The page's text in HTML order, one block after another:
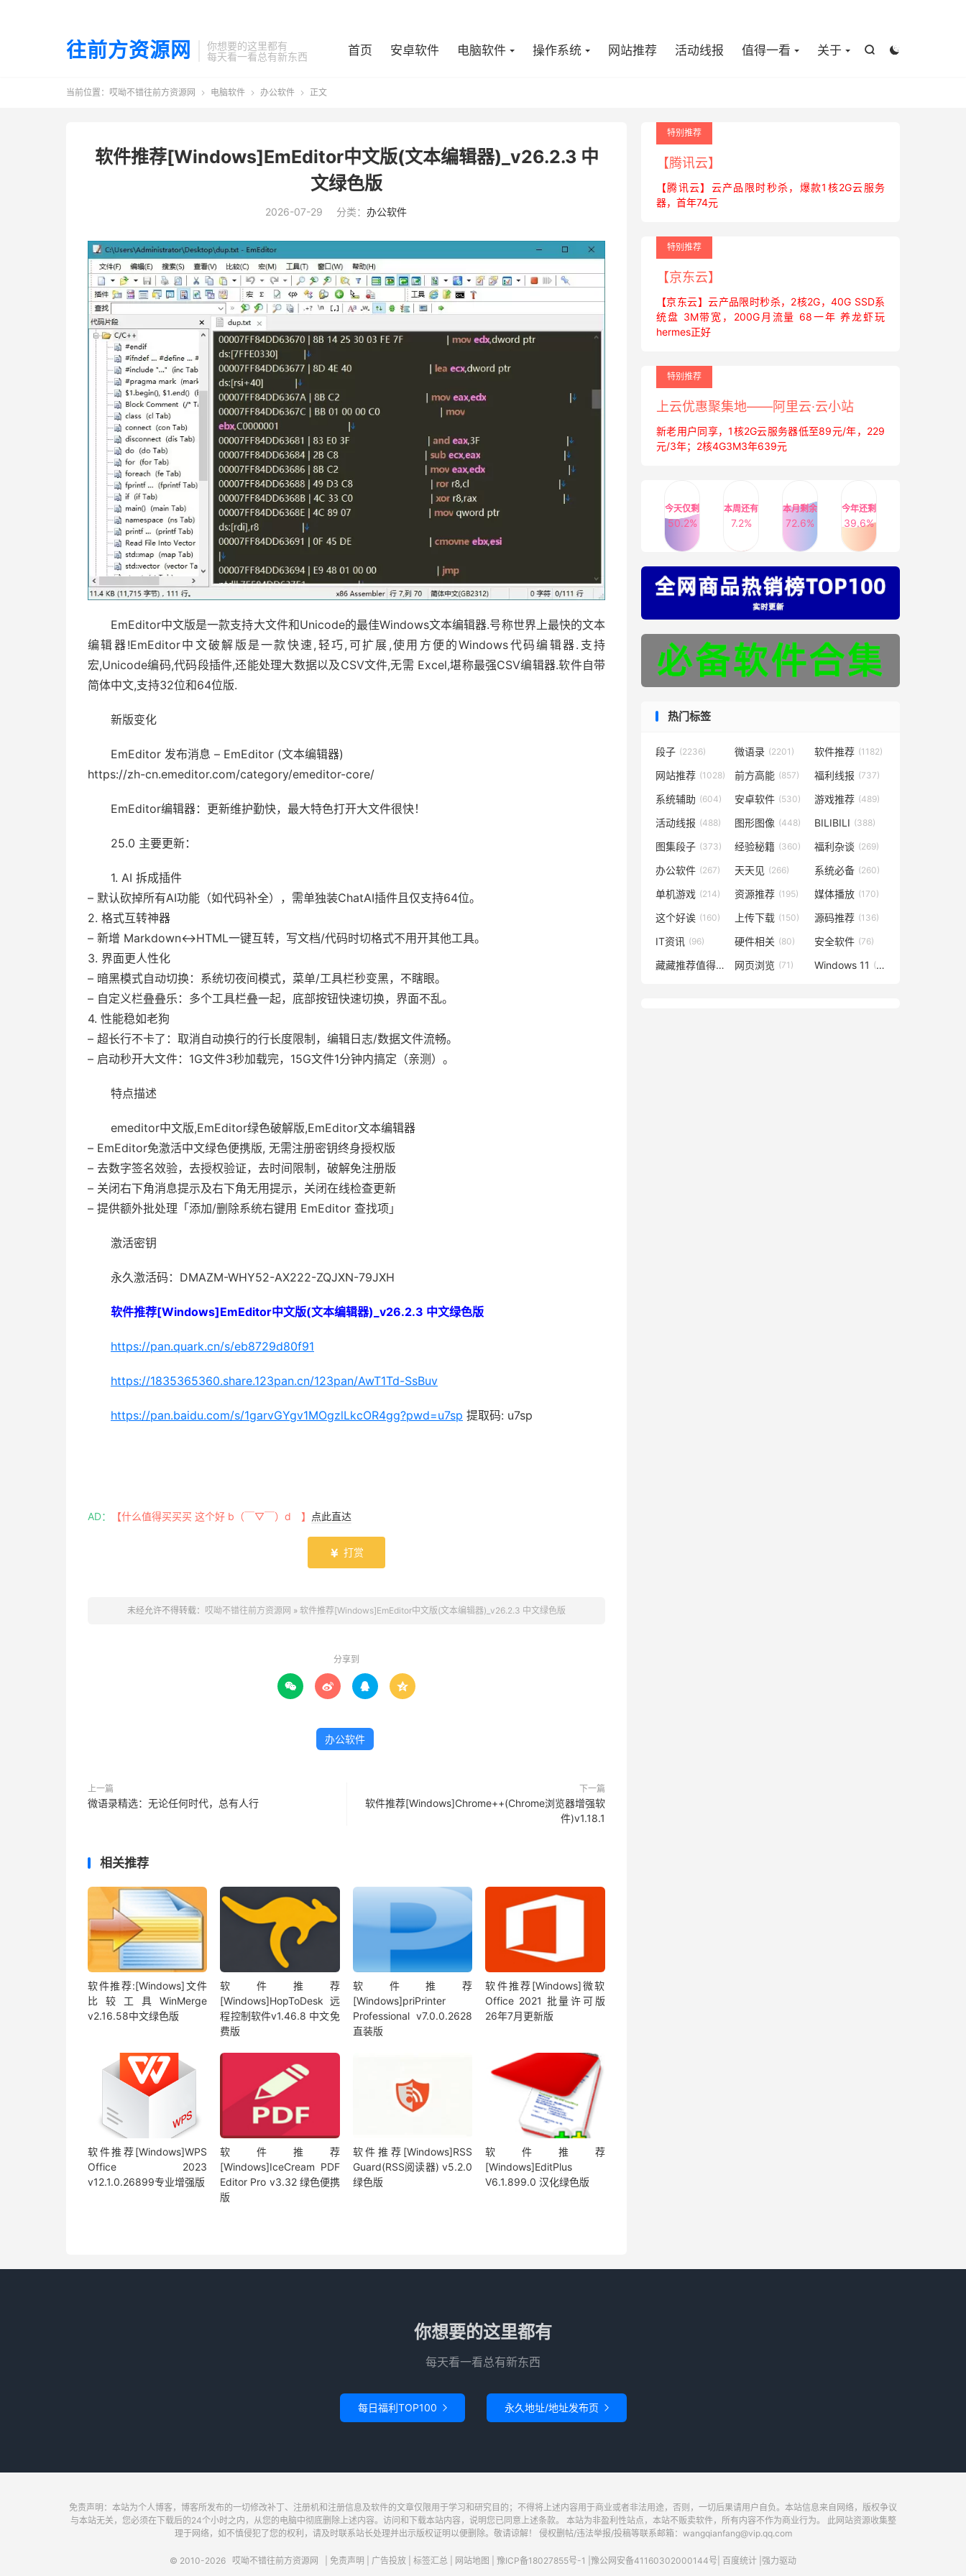
往前方资源网
你想要的这里都有
每天看一看总有新东西


首页 安卓软件 电脑软件 操作系统 网站推荐 活动线报 值得一看 关于
当前位置： 哎呦不错往前方资源网  电脑软件  办公软件  正文
软件推荐[Windows]EmEditor中文版(文本编辑器)_v26.2.3 中
文绿色版
2026-07-29 分类： 办公软件
EmEditor中文版是一款支持大文件和Unicode的最佳Windows文本编辑器.号称世界上最快的文本
编辑器!EmEditor中文破解版是一款快速,轻巧,可扩展,使用方便的Windows代码编辑器.支持
宏,Unicode编码,代码段插件,还能处理大数据以及CSV文件,无需 Excel,堪称最强CSV编辑器.软件自带
简体中文,支持32位和64位版.
新版变化
EmEditor 发布消息 – EmEditor (文本编辑器)
https://zh-cn.emeditor.com/category/emeditor-core/
EmEditor编辑器：更新维护勤快，最大特色打开大文件很快！
25.0 主要更新：
1. AI 拆成插件
– 默认砍掉所有AI功能（如代码补全），需单独装ChatAI插件且仅支持64位。
2. 格式互转神器
– 新增 Markdown↔HTML一键互转，写文档/代码时切格式不用开其他工具。
3. 界面更人性化
– 暗黑模式自动切换：系统切夜间模式，菜单/工具栏秒变黑，不瞎眼。
– 自定义栏叠叠乐：多个工具栏叠一起，底部按钮快速切换，界面不乱。
4. 性能稳如老狗
– 超长行不卡了：取消自动换行的行长度限制，编辑日志/数据文件流畅。
– 启动秒开大文件：1G文件3秒加载完，15G文件1分钟内搞定（亲测）。
特点描述
emeditor中文版,EmEditor绿色破解版,EmEditor文本编辑器
– EmEditor免激活中文绿色便携版, 无需注册密钥终身授权版
– 去数字签名效验，去授权验证，去时间限制，破解免注册版
– 关闭右下角消息提示及右下角无用提示，关闭在线检查更新
– 提供额外批处理「添加/删除系统右键用 EmEditor 查找项」
激活密钥
永久激活码：DMAZM-WHY52-AX222-ZQJXN-79JXH
软件推荐[Windows]EmEditor中文版(文本编辑器)_v26.2.3 中文绿色版
https://pan.quark.cn/s/eb8729d80f91
https://1835365360.share.123pan.cn/123pan/AwT1Td-SsBuv
https://pan.baidu.com/s/1garvGYgv1MOgzlLkcOR4gg?pwd=u7sp 提取码: u7sp
AD： 【什么值得买买买 这个好 b（￣▽￣）d 】 点此直达
 打赏
未经允许不得转载： 哎呦不错往前方资源网 » 软件推荐[Windows]EmEditor中文版(文本编辑器)_v26.2.3 中文绿色版
分享到
   
办公软件
上一篇
微语录精选：无论任何时代，总有人行
下一篇
软件推荐[Windows]Chrome++(Chrome浏览器增强软
件)v1.18.1
相关推荐
软件推荐:[Windows]文件
比较工具WinMerge
v2.16.58中文绿色版
软件推荐
[Windows]HopToDesk远
程控制软件v1.46.8 中文免
费版
软件推荐
[Windows]priPrinter
Professional v7.0.0.2628
直装版
软件推荐[Windows]微软
Office 2021 批量许可版
26年7月更新版
软件推荐[Windows]WPS
Office 2023
v12.1.0.26899专业增强版
软件推荐
[Windows]IceCream PDF
Editor Pro v3.32 绿色便携
版
软件推荐[Windows]RSS
Guard(RSS阅读器) v5.2.0
绿色版
软件推荐
[Windows]EditPlus
V6.1.899.0 汉化绿色版
特别推荐
【腾讯云】
【腾讯云】云产品限时秒杀，爆款1核2G云服务
器，首年74元
特别推荐
【京东云】
【京东云】云产品限时秒杀，2核2G，40G SSD系
统盘 3M带宽，200G月流量 68一年 养龙虾玩
hermes正好
特别推荐
上云优惠聚集地——阿里云·云小站
新老用户同享，1核2G云服务器低至89元/年，229
元/3年；2核4G3M3年639元
今天仅剩
50.2%
本周还有
7.2%
本月剩余
72.6%
今年还剩
39.6%
热门标签
段子 (2236) 微语录 (2201) 软件推荐 (1182)
网站推荐 (1028) 前方高能 (857) 福利线报 (737)
系统辅助 (604) 安卓软件 (530) 游戏推荐 (489)
活动线报 (488) 图形图像 (448) BILIBILI (388)
图集段子 (373) 经验秘籍 (360) 福利杂谈 (269)
办公软件 (267) 天天见 (266) 系统必备 (260)
单机游戏 (214) 资源推荐 (195) 媒体播放 (170)
这个好诶 (160) 上传下载 (150) 源码推荐 (136)
IT资讯 (96) 硬件相关 (80) 安全软件 (76)
藏藏推荐值得一看 (73)
网页浏览 (71) Windows 11 (49)
你想要的这里都有
每天看一看总有新东西
每日福利TOP100  永久地址/地址发布页 
免责声明：本站为个人博客，博客所发布的一切修改补丁、注册机和注册信息及软件的文章仅限用于学习和研究目的；不得将上述内容用于商业或者非法用途，否则，一切后果请用户自负。本站信息来自网络，版权争议
与本站无关，您必须在下载后的24个小时之内，从您的电脑中彻底删除上述内容。访问和下载本站内容，说明您已同意上述条款。 本站为非盈利性站点，本站不贩卖软件，所有内容不作为商业行为。 此网站资源收集整
理于网络，如不慎侵犯了您的权利，请及时联系站长处理并出示版权证明以便删除。敬请谅解！ 侵权删帖/违法举报/投稿等联系邮箱：wangqianfang@vip.qq.com
© 2010-2026 哎呦不错往前方资源网 免责声明 广告投放 标签汇总 网站地图 豫ICP备18027855号-1 豫公网安备41160302000144号 百度统计 强力驱动